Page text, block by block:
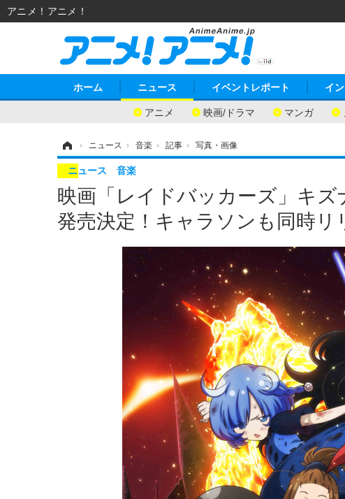
ホーム ニュース
アニメ 映画/ドラマ マンガ
イベントレポート イ
› ニュース › 音楽 › 記事 › 写真・画像
映画「レイドバッカーズ」キ
発売決定！キャラソンも同時リ
ニュース 音楽
アニメ！アニメ！